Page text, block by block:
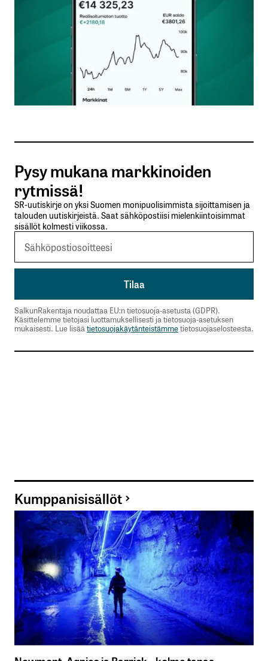
Nimesi tai nimimerkkisi
Sähköpostiosoitteesi
Tilaa SalkunRakentajan uutiskirje
Lähetä kommentti
Pysy mukana markkinoiden
rytmissä!
SR-uutiskirje on yksi Suomen monipuolisimmista sijoittamisen ja
talouden uutiskirjeistä. Saat sähköpostiisi mielenkiintoisimmat
sisällöt kolmesti viikossa.
SalkunRakentaja noudattaa EU:n tietosuoja-asetusta (GDPR).
Käsittelemme tietojasi luottamuksellisesti ja tietosuoja-asetuksen
mukaisesti. Lue lisää tietosuojakäytänteistämmetietosuojaselosteesta.
Kumppanisisällöt